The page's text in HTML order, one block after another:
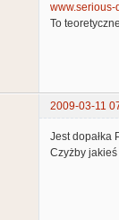
www.serious-
To
2009-03-11
Jest dopałka
Czyżby jakieś